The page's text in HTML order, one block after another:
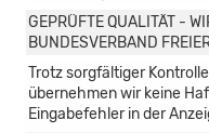
GEPRÜFTE QUALITÄT -
BUNDESVERBAND
Trotz sorgfältiger
übernehmen wir keine
Eingabefehler in der